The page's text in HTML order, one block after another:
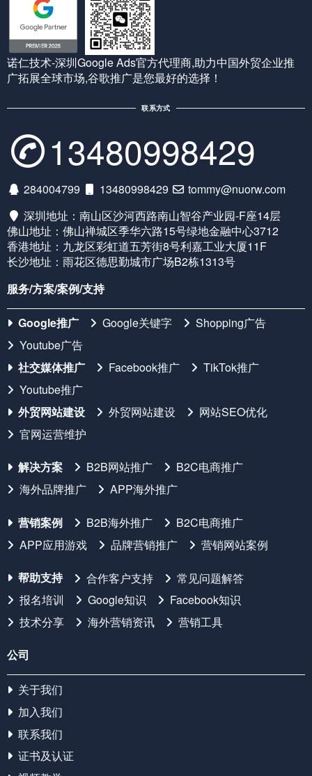
诺仁技术-深圳Google Ads官方代理商,助力中国外贸企业推
广拓展全球市场,谷歌推广是您最好的选择！
联系方式
13480998429
284004799 13480998429
tommy@nuorw.com
深圳地址：南山区沙河西路南山智谷产业园-F座14层
佛山地址：佛山禅城区季华六路15号绿地金融中心3712
香港地址：九龙区彩虹道五芳街8号利嘉工业大厦11F
长沙地址：雨花区德思勤城市广场B2栋1313号
服务/方案/案例/支持
Google推广 Google关键字
Shopping广告
Youtube广告
社交媒体推广
Facebook推广
TikTok推广
Youtube推广
外贸网站建设
外贸网站建设
网站SEO优化
官网运营维护
解决方案 B2B网站推广
B2C电商推广
海外品牌推广
APP海外推广
营销案例 B2B海外推广
B2C电商推广
APP应用游戏
品牌营销推广 营销网站案例
帮助支持 合作客户支持
常见问题解答
报名培训
Google知识
Facebook知识
技术分享
海外营销资讯 营销工具
公司
关于我们
加入我们
联系我们
证书及认证